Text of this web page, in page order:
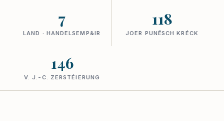
7
LAND · HANDELSEMP&IR
118
JOER PUNËSCH KRÉCK
146
V. J.-C. ZERSTÉIERUNG